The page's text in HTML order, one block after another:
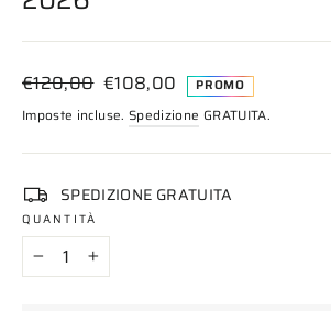
Prezzo
di
listino
€120,00 Prezzo
scontato
€108,00 PROMO
Imposte incluse. Spedizione GRATUITA.
SPEDIZIONE GRATUITA
QUANTITÀ
+